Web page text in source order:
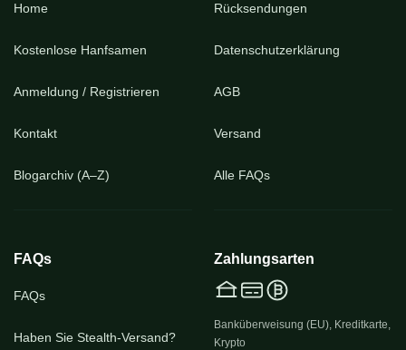
Home
Kostenlose Hanfsamen
Anmeldung / Registrieren
Kontakt
Blogarchiv (A–Z)
Rücksendungen
Datenschutzerklärung
AGB
Versand
Alle FAQs
FAQs
FAQs
Haben Sie Stealth-Versand?
Zahlungsarten
Banküberweisung (EU), Kreditkarte,
Krypto